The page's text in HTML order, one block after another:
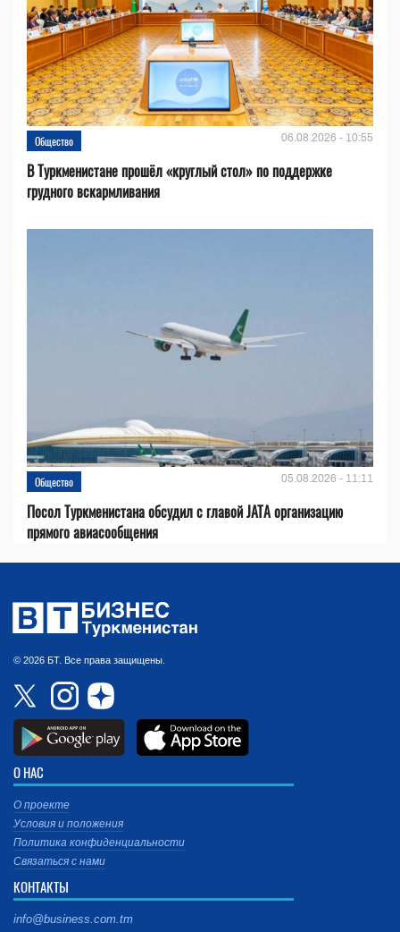
Общество 06.08.2026 - 10:55
В Туркменистане прошёл «круглый стол» по поддержке
грудного вскармливания
Общество 05.08.2026 - 11:11
Посол Туркменистана обсудил с главой JATA организацию
прямого авиасообщения
© 2026 БТ. Все права защищены.
О НАС
О проекте
Условия и положения
Политика конфиденциальности
Связаться с нами
КОНТАКТЫ
info@business.com.tm